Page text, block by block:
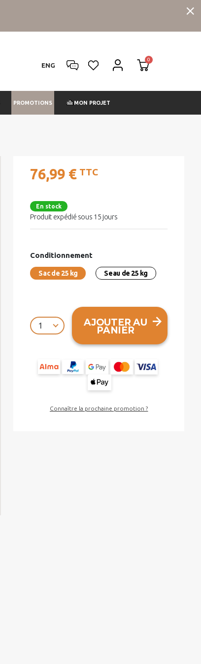
ENG
PROMOTIONS MON PROJET
76,99 € TTC
En stock
Produit expédié sous 15 jours
Conditionnement
Sac de 25 kg Seau de 25 kg
AJOUTER AU
PANIER
Connaître la prochaine promotion ?